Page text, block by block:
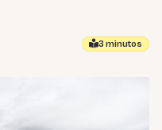
3 minutos